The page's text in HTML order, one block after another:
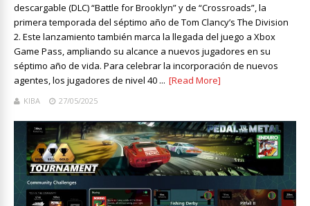
descargable (DLC) “Battle for Brooklyn” y de “Crossroads”, la
primera temporada del séptimo año de Tom Clancy’s The Division
2. Este lanzamiento también marca la llegada del juego a Xbox
Game Pass, ampliando su alcance a nuevos jugadores en su
séptimo año de vida. Para celebrar la incorporación de nuevos
agentes, los jugadores de nivel 40 ... [Read More]
KIBA 27/05/2025